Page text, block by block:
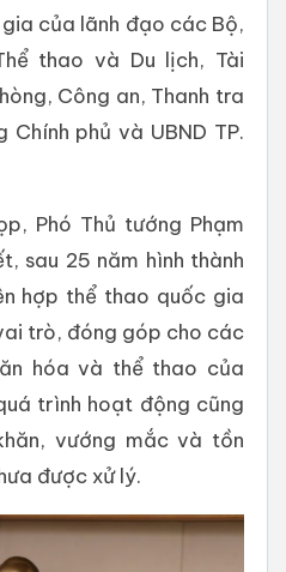
của lãnh đạo các Bộ,
thao và Du lịch, Tài
Công an, Thanh tra
Chính phủ và UBND TP.
Phó Thủ tướng Phạm
sau 25 năm hình thành
hợp thể thao quốc gia
trò, đóng góp cho các
hóa và thể thao của
trình hoạt động cũng
vướng mắc và tồn
được xử lý.